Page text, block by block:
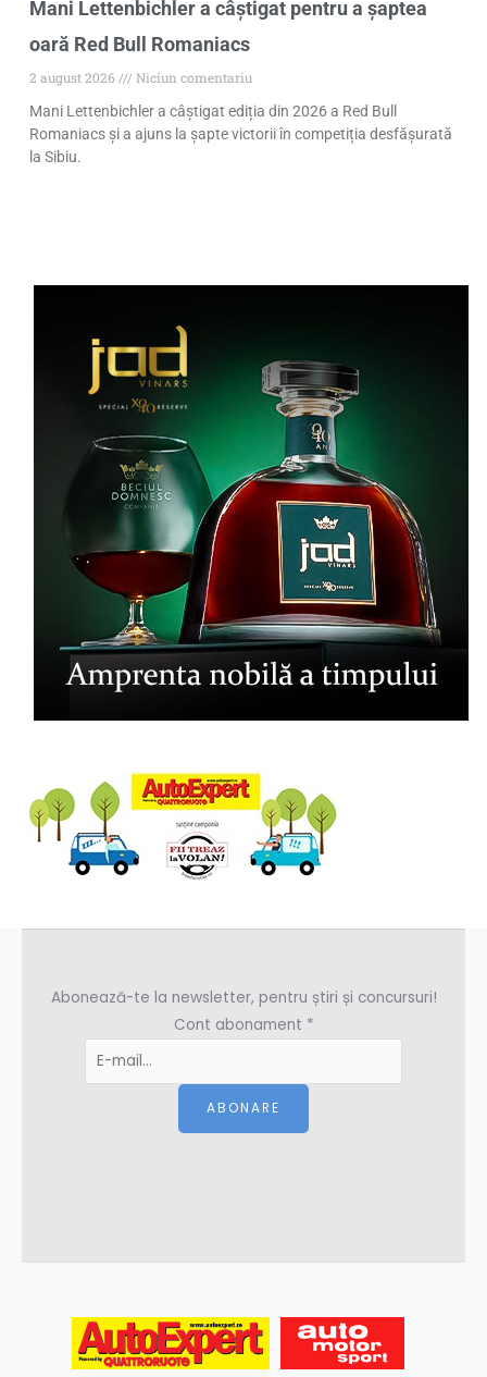
Mani Lettenbichler a câștigat pentru a șaptea
oară Red Bull Romaniacs
2 august 2026
Niciun comentariu
Mani Lettenbichler a câștigat ediția din 2026 a Red Bull
Romaniacs și a ajuns la șapte victorii în competiția desfășurată
la Sibiu.
Abonează-te la newsletter, pentru știri și concursuri!
Cont abonament *
ABONARE